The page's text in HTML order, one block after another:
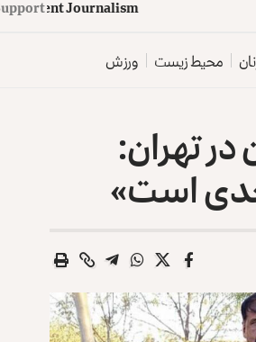
m
s
i
l
a
n
r
u
o
J
t
n
e
d
n
e
p
e Support
محیط زیست ورزش
تهران:
است»